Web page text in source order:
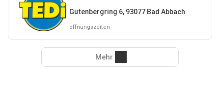
Gutenbergring 6, 93077 Bad Abbach
öffnungszeiten
Mehr